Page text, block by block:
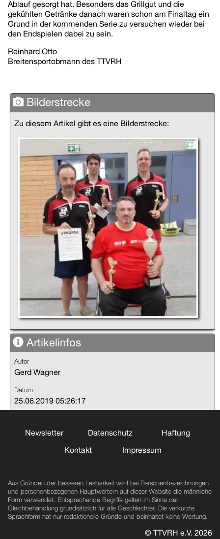
Ablauf gesorgt hat. Besonders das Grillgut und die
gekühlten Getränke danach waren schon am Finaltag ein
Grund in der kommenden Serie zu versuchen wieder bei
den Endspielen dabei zu sein.
Reinhard Otto
Breitensportobmann des TTVRH
Bilderstrecke
Zu diesem Artikel gibt es eine Bilderstrecke:
Artikelinfos
Autor
Gerd Wagner
Datum
25.06.2019 05:26:17
208 Mal
Newsletter Datenschutz Haftung
Kontakt Impressum
Aus Gründen der besseren Lesbarkeit wird bei Personenbezeichnungen
und personenbezogenen Hauptwörtern auf dieser Website die männliche
Form verwendet. Entsprechende Begriffe gelten im Sinne der
Gleichbehandlung grundsätzlich für alle Geschlechter. Die verkürzte
Sprachform hat nur redaktionelle Gründe und beinhaltet keine Wertung.
© TTVRH e.V. 2026